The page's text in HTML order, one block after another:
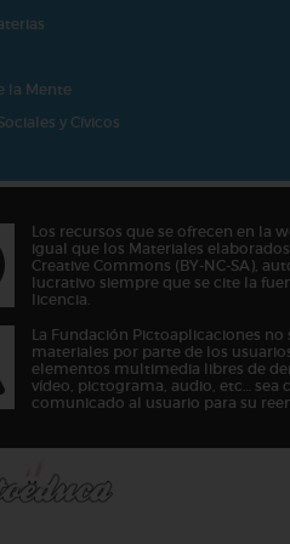
la Mente
y Cívicos
Los recursos que se ofrecen en la
igual que los Materiales
Creative Commons (BY-NC-SA),
lucrativo siempre que se cite la
licencia.
La Fundación Pictoaplicaciones no
materiales por parte de los
elementos multimedia libres de
vídeo, pictograma, audio, etc… sea
comunicado al usuario para su